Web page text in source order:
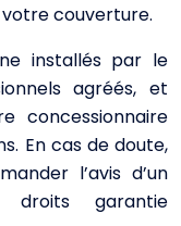
couverture.
installés par le
agréés, et
concessionnaire
En cas de doute,
l’avis d’un
garantie